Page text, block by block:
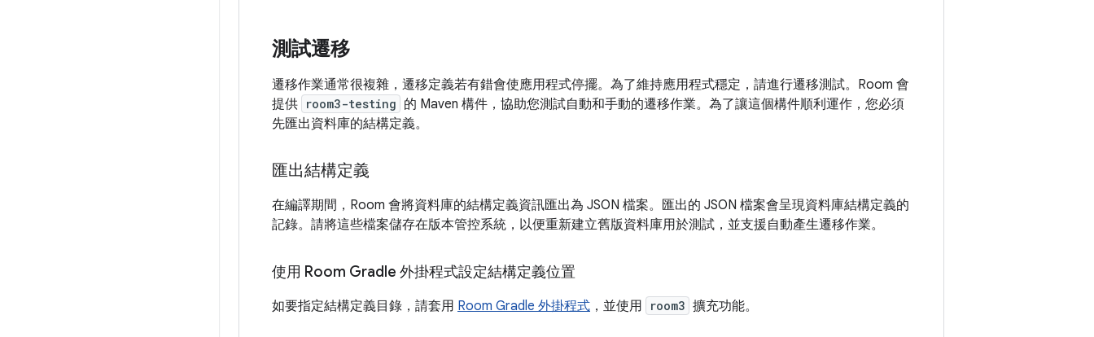
測試遷移
遷移作業通常很複雜，遷移定義若有錯會使應用程式停擺。為了維持應用程式穩定，請進行遷移測試。Room 會
提供 room3-testing 的 Maven 構件，協助您測試自動和手動的遷移作業。為了讓這個構件順利運作，您必須
先匯出資料庫的結構定義。
匯出結構定義
在編譯期間，Room 會將資料庫的結構定義資訊匯出為 JSON 檔案。匯出的 JSON 檔案會呈現資料庫結構定義的
記錄。請將這些檔案儲存在版本管控系統，以便重新建立舊版資料庫用於測試，並支援自動產生遷移作業。
使用 Room Gradle 外掛程式設定結構定義位置
如要指定結構定義目錄，請套用 Room Gradle 外掛程式 ，並使用 room3 擴充功能。